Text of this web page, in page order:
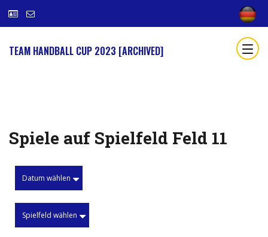
TEAM HANDBALL CUP 2023 [ARCHIVED]
Spiele auf Spielfeld Feld 11
Datum wählen
Spielfeld wählen